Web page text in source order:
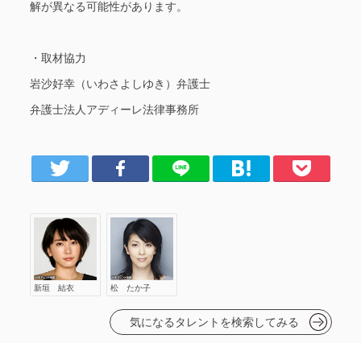
解が異なる可能性があります。
・取材協力
岩沙好幸（いわさよしゆき）弁護士
弁護士法人アディーレ法律事務所
Facebook LINE はてブ Pocket
新垣 結衣 松 たか子
気になるタレントを検索してみる